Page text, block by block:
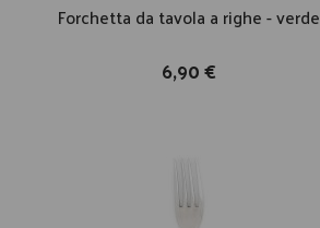
Forchetta da tavola a righe - verde
6,90 €